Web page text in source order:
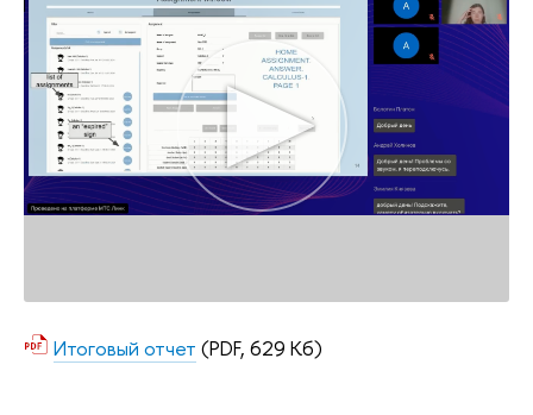
Итоговый отчет (PDF, 629 Кб)